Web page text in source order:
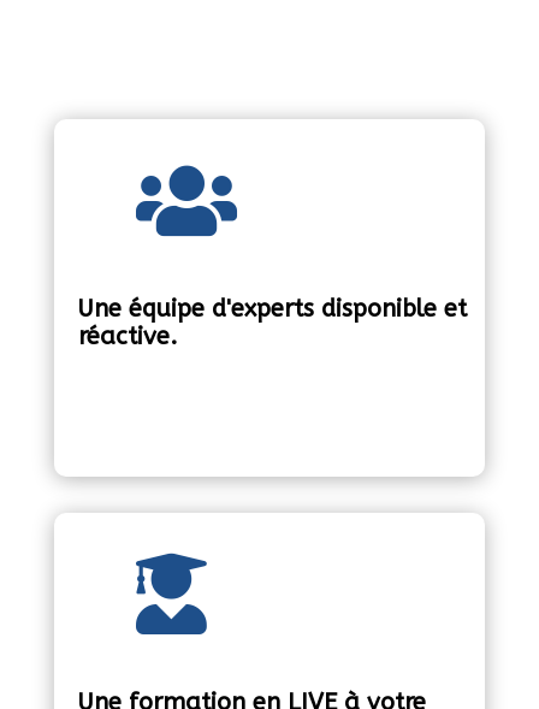

Une équipe d'experts disponible et
réactive.

Une formation en LIVE à votre